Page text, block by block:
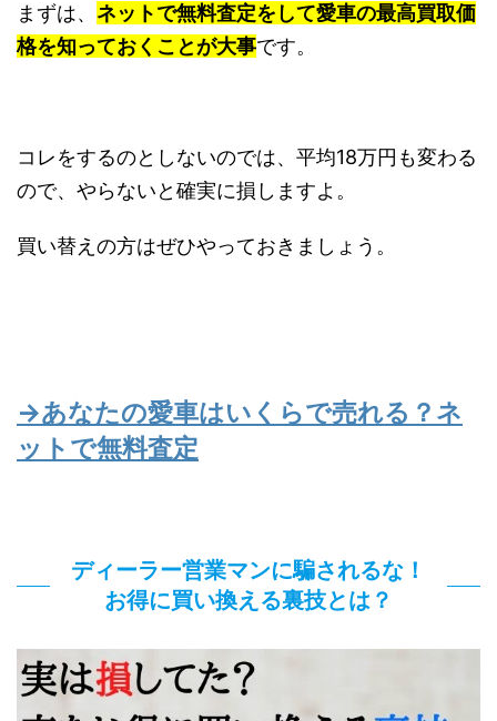
まずは、 ネットで無料査定をして愛車の最高買取価
格を知っておくことが大事です。
コレをするのとしないのでは、平均18万円も変わる
ので、やらないと確実に損しますよ。
買い替えの方はぜひやっておきましょう。
→あなたの愛車はいくらで売れる？ネ
ットで無料査定
ディーラー営業マンに騙されるな！
お得に買い換える裏技とは？